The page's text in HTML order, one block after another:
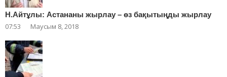
Н.Айтұлы: Астананы жырлау – өз бақытыңды жырлау
07:53 Маусым 8, 2018